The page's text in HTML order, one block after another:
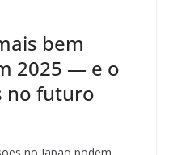
bem
2025 — e o
no futuro